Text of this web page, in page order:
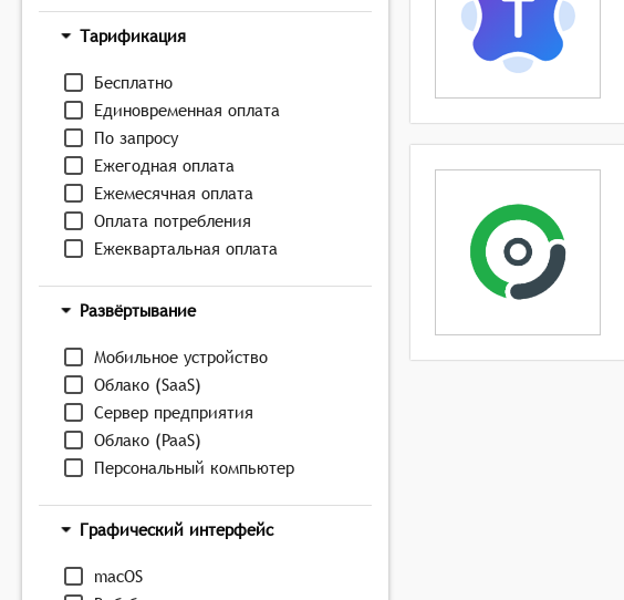
Тарификация
Бесплатно
Единовременная оплата
По запросу
Ежегодная оплата
Ежемесячная оплата
Оплата потребления
Ежеквартальная оплата
Развёртывание
Мобильное устройство
Облако (SaaS)
Сервер предприятия
Облако (PaaS)
Персональный компьютер
Графический интерфейс
macOS